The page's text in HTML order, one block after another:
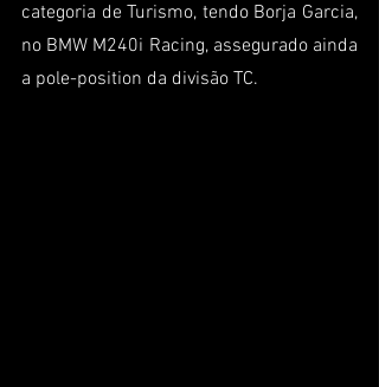
categoria de Turismo, tendo Borja Garcia,
no BMW M240i Racing, assegurado ainda
a pole-position da divisão TC.